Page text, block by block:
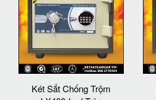
Két Sắt Chống Trộm